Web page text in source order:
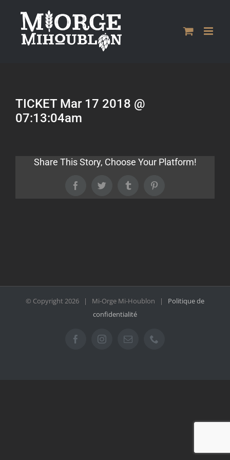
contenu
TICKET Mar 17 2018 @
07:13:04am
Share This Story, Choose Your Platform!
FacebookTwitter Tumblr
© Copyright2026 | Mi-Orge Mi-Houblon | Politique de
confidentialité
FacebookInstagramEmail